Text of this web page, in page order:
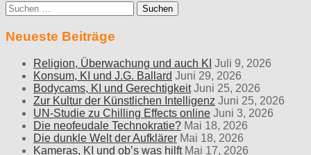
Suche
nach:
Neueste Beiträge
Religion, Überwachung und auch KI Juli 9, 2026
Konsum, KI und J.G. Ballard Juni 29, 2026
Bodycams, KI und Gerechtigkeit Juni 25, 2026
Zur Kultur der Künstlichen Intelligenz Juni 25, 2026
UN-Studie zu Chilling Effects online Juni 3, 2026
Die neofeudale Technokratie? Mai 18, 2026
Die dunkle Welt der Aufklärer Mai 18, 2026
Kameras, KI und ob’s was hilft Mai 17, 2026